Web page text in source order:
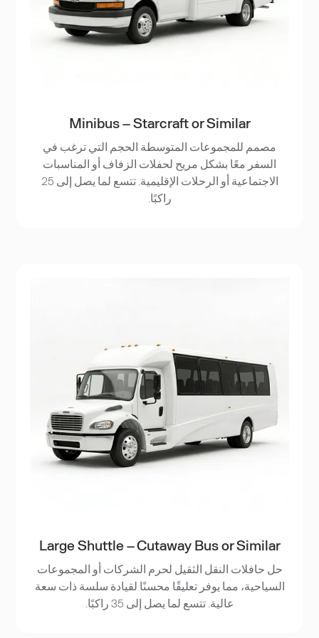
Minibus – Starcraft or Similar
مصمم للمجموعات المتوسطة الحجم التي ترغب في
السفر معًا بشكل مريح لحفلات الزفاف أو المناسبات
الاجتماعية أو الرحلات الإقليمية. تتسع لما يصل إلى 25
راكبًا.
Large Shuttle – Cutaway Bus or Similar
حل حافلات النقل الثقيل لحرم الشركات أو المجموعات
السياحية، مما يوفر تعليقًا محسنًا لقيادة سلسة ذات سعة
عالية. تتسع لما يصل إلى 35 راكبًا.